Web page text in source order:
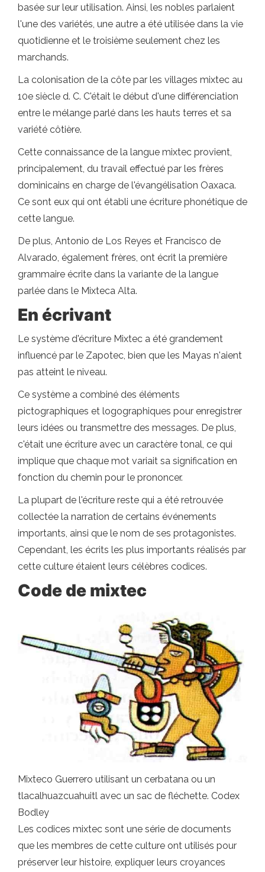
basée sur leur utilisation. Ainsi, les nobles parlaient
l'une des variétés, une autre a été utilisée dans la vie
quotidienne et le troisième seulement chez les
marchands.
La colonisation de la côte par les villages mixtec au
10e siècle d. C. C'était le début d'une différenciation
entre le mélange parlé dans les hauts terres et sa
variété côtière.
Cette connaissance de la langue mixtec provient,
principalement, du travail effectué par les frères
dominicains en charge de l'évangélisation Oaxaca.
Ce sont eux qui ont établi une écriture phonétique de
cette langue.
De plus, Antonio de Los Reyes et Francisco de
Alvarado, également frères, ont écrit la première
grammaire écrite dans la variante de la langue
parlée dans le Mixteca Alta.
En écrivant
Le système d'écriture Mixtec a été grandement
influencé par le Zapotec, bien que les Mayas n'aient
pas atteint le niveau.
Ce système a combiné des éléments
pictographiques et logographiques pour enregistrer
leurs idées ou transmettre des messages. De plus,
c'était une écriture avec un caractère tonal, ce qui
implique que chaque mot variait sa signification en
fonction du chemin pour le prononcer.
La plupart de l'écriture reste qui a été retrouvée
collectée la narration de certains événements
importants, ainsi que le nom de ses protagonistes.
Cependant, les écrits les plus importants réalisés par
cette culture étaient leurs célèbres codices.
Code de mixtec
Mixteco Guerrero utilisant un cerbatana ou un
tlacalhuazcuahuitl avec un sac de fléchette. Codex
Bodley
Les codices mixtec sont une série de documents
que les membres de cette culture ont utilisés pour
préserver leur histoire, expliquer leurs croyances